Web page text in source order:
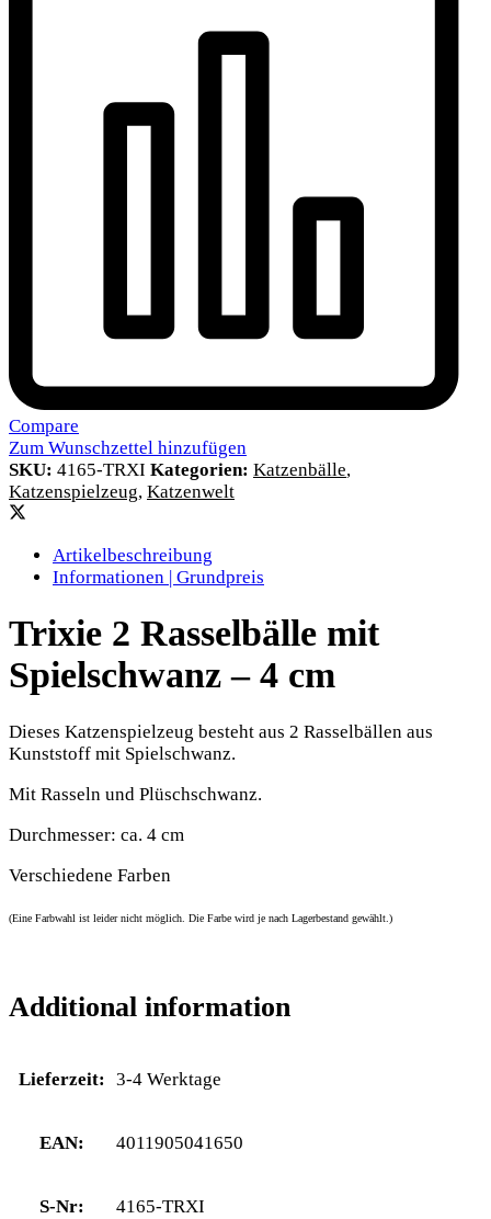
Compare
Zum Wunschzettel hinzufügen
SKU: 4165-TRXI Kategorien: Katzenbälle,
Katzenspielzeug, Katzenwelt
Artikelbeschreibung
Informationen | Grundpreis
Trixie 2 Rasselbälle mit
Spielschwanz – 4 cm
Dieses Katzenspielzeug besteht aus 2 Rasselbällen aus
Kunststoff mit Spielschwanz.
Mit Rasseln und Plüschschwanz.
Durchmesser: ca. 4 cm
Verschiedene Farben
(Eine Farbwahl ist leider nicht möglich. Die Farbe wird je nach Lagerbestand gewählt.)
Additional information
Lieferzeit: 3-4 Werktage
EAN: 4011905041650
S-Nr: 4165-TRXI